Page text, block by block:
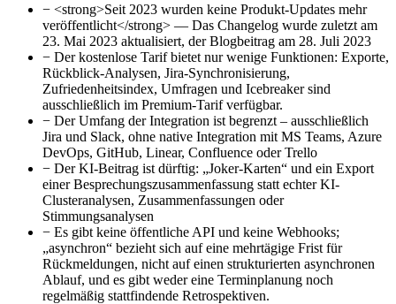
− <strong>Seit 2023 wurden keine Produkt-Updates mehr
veröffentlicht</strong> — Das Changelog wurde zuletzt am
23. Mai 2023 aktualisiert, der Blogbeitrag am 28. Juli 2023
− Der kostenlose Tarif bietet nur wenige Funktionen: Exporte,
Rückblick-Analysen, Jira-Synchronisierung,
Zufriedenheitsindex, Umfragen und Icebreaker sind
ausschließlich im Premium-Tarif verfügbar.
− Der Umfang der Integration ist begrenzt – ausschließlich
Jira und Slack, ohne native Integration mit MS Teams, Azure
DevOps, GitHub, Linear, Confluence oder Trello
− Der KI-Beitrag ist dürftig: „Joker-Karten“ und ein Export
einer Besprechungszusammenfassung statt echter KI-
Clusteranalysen, Zusammenfassungen oder
Stimmungsanalysen
− Es gibt keine öffentliche API und keine Webhooks;
„asynchron“ bezieht sich auf eine mehrtägige Frist für
Rückmeldungen, nicht auf einen strukturierten asynchronen
Ablauf, und es gibt weder eine Terminplanung noch
regelmäßig stattfindende Retrospektiven.